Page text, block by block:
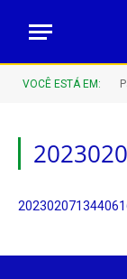
VOCÊ ESTÁ EM: